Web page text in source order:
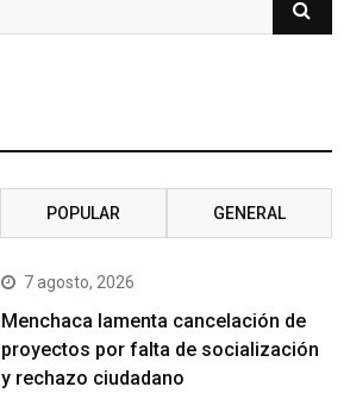
POPULAR GENERAL
7 agosto, 2026
Menchaca lamenta cancelación de
proyectos por falta de socialización
y rechazo ciudadano